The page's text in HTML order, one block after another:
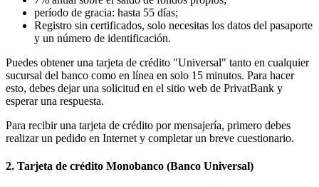
período de gracia: hasta 55 días;
Registro sin certificados, solo necesitas los datos del pasaporte
y un número de identificación.
Puedes obtener una tarjeta de crédito "Universal" tanto en cualquier
sucursal del banco como en línea en solo 15 minutos. Para hacer
esto, debes dejar una solicitud en el sitio web de PrivatBank y
esperar una respuesta.
Para recibir una tarjeta de crédito por mensajería, primero debes
realizar un pedido en Internet y completar un breve cuestionario.
2. Tarjeta de crédito Monobanco (Banco Universal)